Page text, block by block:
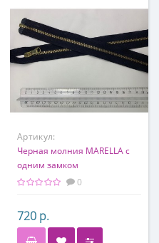
Артикул:
Черная молния MARELLA с
одним замком
0
720 р.